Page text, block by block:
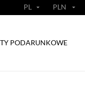
PL  PLN 
PODARUNKOWE